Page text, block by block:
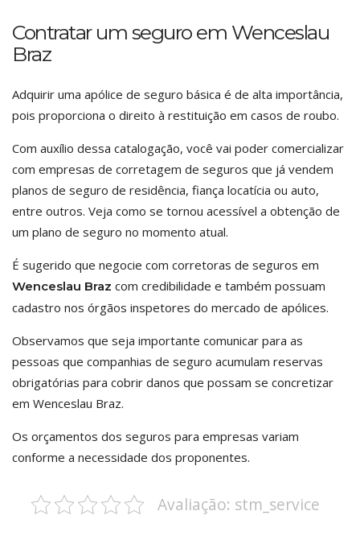
Contratar um seguro em Wenceslau
Braz
Adquirir uma apólice de seguro básica é de alta importância,
pois proporciona o direito à restituição em casos de roubo.
Com auxílio dessa catalogação, você vai poder comercializar
com empresas de corretagem de seguros que já vendem
planos de seguro de residência, fiança locatícia ou auto,
entre outros. Veja como se tornou acessível a obtenção de
um plano de seguro no momento atual.
É sugerido que negocie com corretoras de seguros em
Wenceslau Braz com credibilidade e também possuam
cadastro nos órgãos inspetores do mercado de apólices.
Observamos que seja importante comunicar para as
pessoas que companhias de seguro acumulam reservas
obrigatórias para cobrir danos que possam se concretizar
em Wenceslau Braz.
Os orçamentos dos seguros para empresas variam
conforme a necessidade dos proponentes.
Avaliação: stm_service